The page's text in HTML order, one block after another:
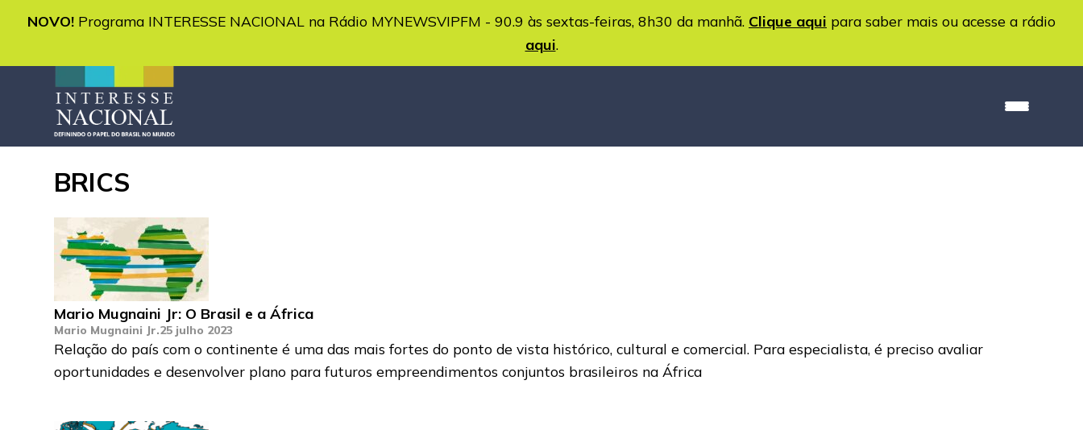
NOVO! Programa INTERESSE NACIONAL na Rádio MYNEWSVIPFM - 90.9 às sextas-feiras, 8h30 da manhã. Clique aqui para saber mais ou acesse a rádio
aqui.
BRICS
Mario Mugnaini Jr: O Brasil e a África
Mario Mugnaini Jr.25 julho 2023
Relação do país com o continente é uma das mais fortes do ponto de vista histórico, cultural e comercial. Para especialista, é preciso avaliar
oportunidades e desenvolver plano para futuros empreendimentos conjuntos brasileiros na África